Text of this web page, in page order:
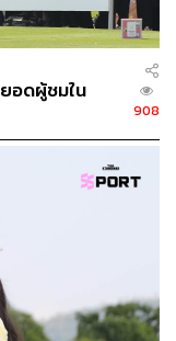
อดผู้ชมใน
908